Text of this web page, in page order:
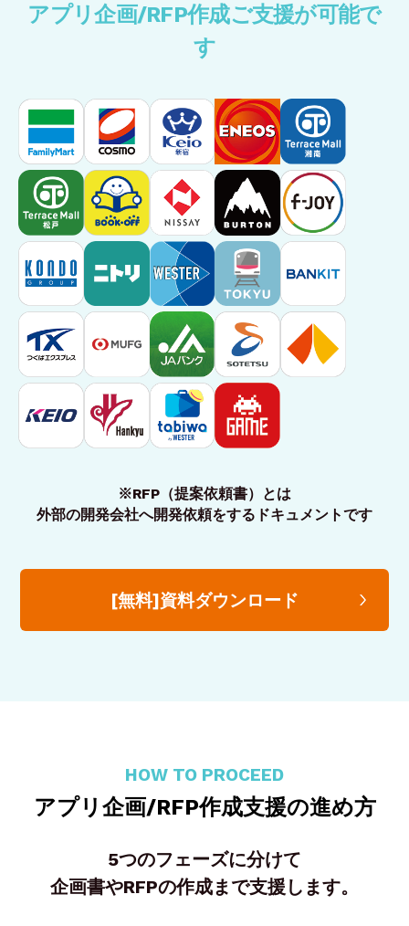
アプリ企画/RFP作成ご支援が可能で
す
※RFP（提案依頼書）とは
外部の開発会社へ開発依頼をするドキュメントです
[無料]資料ダウンロード
HOW TO PROCEED
アプリ企画/RFP作成支援の進め方
5つのフェーズに分けて
企画書やRFPの作成まで支援します。